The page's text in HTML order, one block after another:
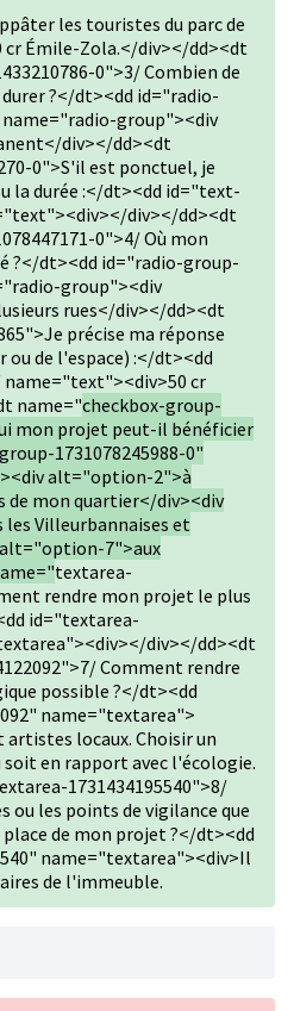
les touristes du parc de
cr Émile-Zola.</div></dd><dt
0">3/ Combien de
?</dt><dd id="radio-
group"><div
div></dd><dt
0">S'il est ponctuel, je
la durée :</dt><dd id="text-
div></dd><dt
0">4/ Où mon
?</dt><dd id="radio-group-
group"><div
rues</div></dd><dt
précise ma réponse
ou de l'espace) :</dt><dd
name="text"><div>50 cr
name="checkbox-group-
mon projet peut-il bénéficier
1731078245988-0"
alt="option-2">à
de mon quartier</div><div
Villeurbannaises et
7">aux
textarea-
rendre mon projet le plus
id="textarea-
div></dd><dt
Comment rendre
possible ?</dt><dd
name="textarea">
locaux. Choisir un
en rapport avec l'écologie.
1731434195540">8/
ou les points de vigilance que
de mon projet ?</dt><dd
name="textarea"><div>Il
de l'immeuble.